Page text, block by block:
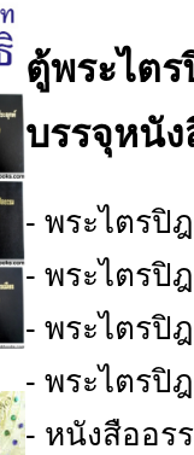
ตู้พระไต
บรรจุหนั
- พระไตรปิ
- พระไตรปิ
- พระไตรปิ
- พระไตรปิ
- หนังสืออร